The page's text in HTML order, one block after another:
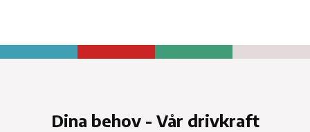
Dina behov - Vår drivkraft